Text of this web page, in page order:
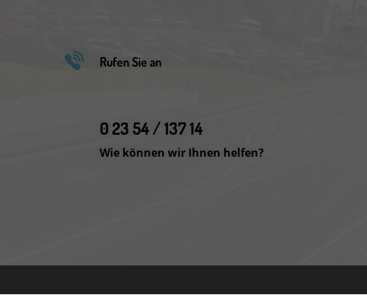
Rufen Sie an
0 23 54 / 137 14
Wie können wir Ihnen helfen?